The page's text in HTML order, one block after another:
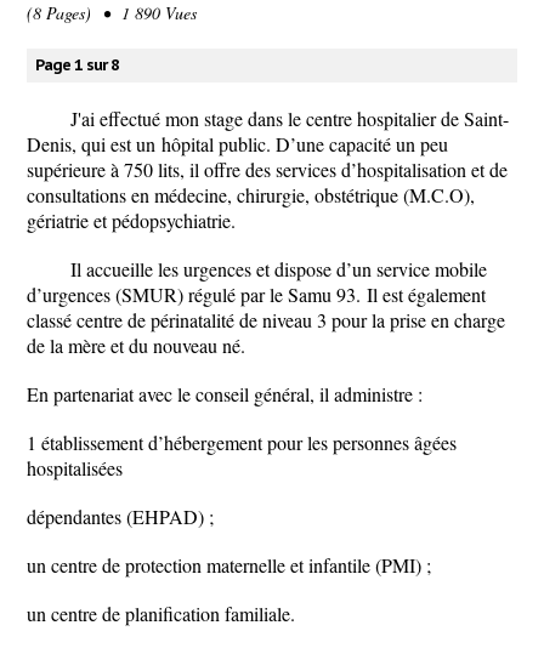
(8 Pages) • 1 890 Vues
Page 1 sur 8
J'ai effectué mon stage dans le centre hospitalier de Saint-
Denis, qui est un hôpital public. D’une capacité un peu
supérieure à 750 lits, il offre des services d’hospitalisation et de
consultations en médecine, chirurgie, obstétrique (M.C.O),
gériatrie et pédopsychiatrie.
Il accueille les urgences et dispose d’un service mobile
d’urgences (SMUR) régulé par le Samu 93. Il est également
classé centre de périnatalité de niveau 3 pour la prise en charge
de la mère et du nouveau né.
En partenariat avec le conseil général, il administre :
1 établissement d’hébergement pour les personnes âgées
hospitalisées
dépendantes (EHPAD) ;
un centre de protection maternelle et infantile (PMI) ;
un centre de planification familiale.